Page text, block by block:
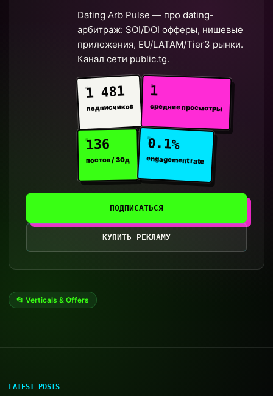
Dating Arb Pulse — про dating-
арбитраж: SOI/DOI офферы, нишевые
приложения, EU/LATAM/Tier3 рынки.
Канал сети public.tg.
1 481
подписчиков
1
средние просмотры
136
постов / 30д
0.1%
engagement rate
ПОДПИСАТЬСЯ
КУПИТЬ РЕКЛАМУ
📂 Verticals & Offers
LATEST POSTS